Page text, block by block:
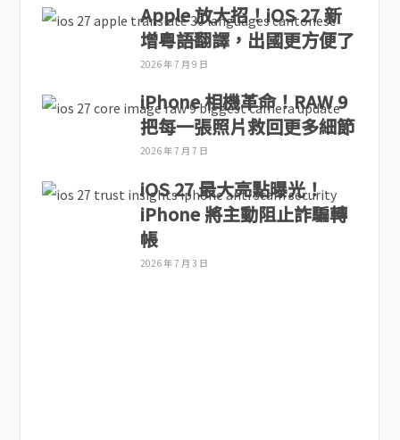
Apple 放大招！iOS 27 新
增粵語翻譯，出國更方便了
2026 年 7 月 9 日
iPhone 相機革命！RAW 9
把每一張照片救回更多細節
2026 年 7 月 7 日
iOS 27 最大亮點曝光！
iPhone 將主動阻止詐騙轉
帳
2026 年 7 月 3 日